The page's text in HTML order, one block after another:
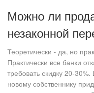
Можно ли
незаконной
Теоретически - да, но
Практически все банки
требовать скидку 20-
новому собственнику